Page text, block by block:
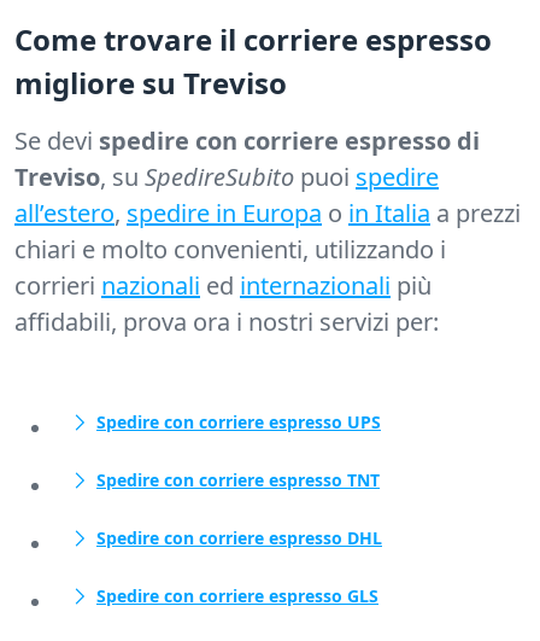
Come trovare il corriere espresso
migliore su Treviso
Se devi spedire con corriere espresso di
Treviso, su SpedireSubito puoi spedire
all’estero, spedire in Europa o in Italia a prezzi
chiari e molto convenienti, utilizzando i
corrieri nazionali ed internazionali più
affidabili, prova ora i nostri servizi per:
Spedire con corriere espresso UPS
Spedire con corriere espresso TNT
Spedire con corriere espresso DHL
Spedire con corriere espresso GLS